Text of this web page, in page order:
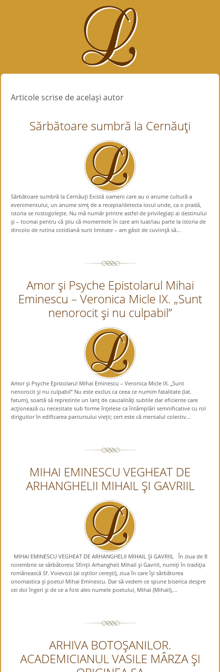
Articole scrise de acelaşi autor
Sărbătoare sumbră la Cernăuţi
Sărbătoare sumbră la Cernăuţi Există oameni care au o anume cultură a
evenimentului, un anume simţ de a recepta/detecta locul unde, ca o pradă,
istoria se rostogoleşte. Nu mă număr printre astfel de privilegiaţi ai destinului
şi – tocmai pentru că ştiu că momentele în care am luat/iau parte la istoria de
dincolo de rutina cotidiană sunt limitate – am găsit de cuviinţă să...
Amor şi Psyche Epistolarul Mihai
Eminescu – Veronica Micle IX. „Sunt
nenorocit şi nu culpabil”
Amor şi Psyche Epistolarul Mihai Eminescu – Veronica Micle IX. „Sunt
nenorocit şi nu culpabil” Nu este exclus ca ceea ce numim fatalitate (lat.
fatum), soartă să reprezinte un lanţ de cauzalităţi subtile dar eficiente care
acţionează cu necesitate sub forme înţelese ca întâmplări semnificative cu rol
diriguitor în edificarea parcursului vieţii; cert este că mentalul colectiv...
MIHAI EMINESCU VEGHEAT DE
ARHANGHELII MIHAIL ŞI GAVRIIL
MIHAI EMINESCU VEGHEAT DE ARHANGHELII MIHAIL ŞI GAVRIIL În ziua de 8
noiembrie se sărbătoresc Sfinţii Arhangheli Mihail şi Gavriil, numiţi în tradiţia
românească Sf. Voievozi (ai oştilor cereşti), ziua în care îşi sărbătorea
onomastica şi poetul Mihai Eminescu. Dar să vedem ce spune biserica despre
cei doi îngeri şi de ce a fost ales numele poetului, Mihai (Mihail),...
ARHIVA BOTOŞANILOR.
ACADEMICIANUL VASILE MÂRZA ŞI